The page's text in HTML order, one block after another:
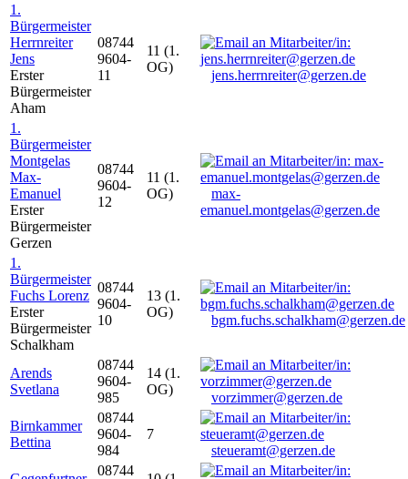
1.
Bürgermeister
Herrnreiter
Jens
Erster
Bürgermeister
Aham
08744
9604-
11
11 (1.
OG)
jens.herrnreiter@gerzen.de
1.
Bürgermeister
Montgelas
Max-
Emanuel
Erster
Bürgermeister
Gerzen
08744
9604-
12
11 (1.
OG)
max-
emanuel.montgelas@gerzen.de
1.
Bürgermeister
Fuchs Lorenz
Erster
Bürgermeister
Schalkham
08744
9604-
10
13 (1.
OG)
bgm.fuchs.schalkham@gerzen.de
Arends
Svetlana
08744
9604-
985
14 (1.
OG)
vorzimmer@gerzen.de
Birnkammer
Bettina
08744
9604-
984
7
steueramt@gerzen.de
08744